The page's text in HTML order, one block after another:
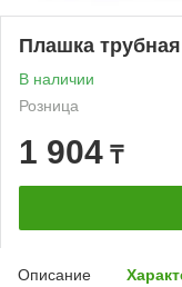
Плашка
В наличии
Розница
1 904 ₸
Описание